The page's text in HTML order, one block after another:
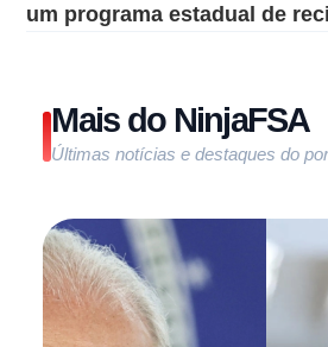
um programa estadual de
Mais do NinjaFSA
Últimas notícias e destaques do